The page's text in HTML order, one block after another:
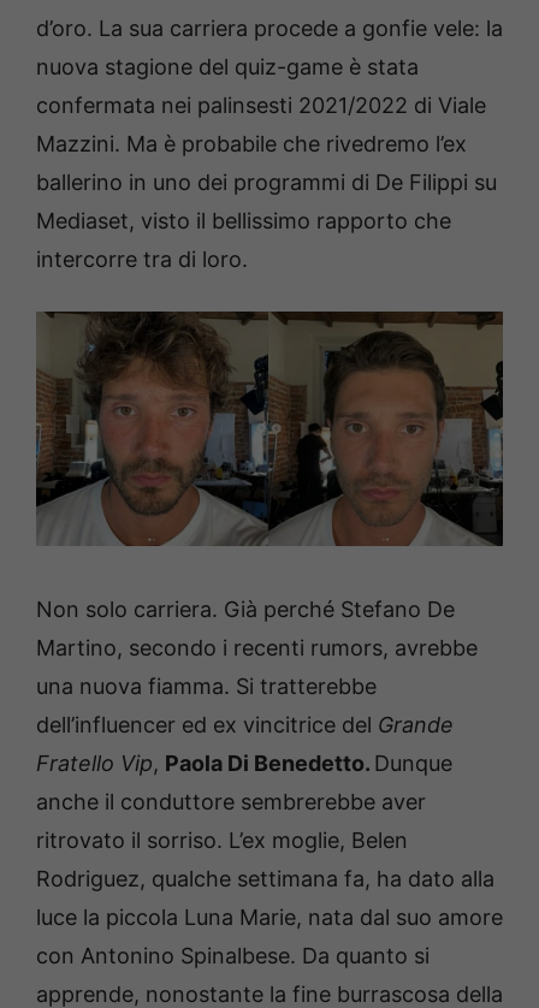
d’oro. La sua carriera procede a gonfie vele: la
nuova stagione del quiz-game è stata
confermata nei palinsesti 2021/2022 di Viale
Mazzini. Ma è probabile che rivedremo l’ex
ballerino in uno dei programmi di De Filippi su
Mediaset, visto il bellissimo rapporto che
intercorre tra di loro.
Non solo carriera. Già perché Stefano De
Martino, secondo i recenti rumors, avrebbe
una nuova fiamma. Si tratterebbe
dell’influencer ed ex vincitrice del Grande
Fratello Vip, Paola Di Benedetto. Dunque
anche il conduttore sembrerebbe aver
ritrovato il sorriso. L’ex moglie, Belen
Rodriguez, qualche settimana fa, ha dato alla
luce la piccola Luna Marie, nata dal suo amore
con Antonino Spinalbese. Da quanto si
apprende, nonostante la fine burrascosa della